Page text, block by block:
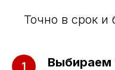
Точно в срок и
Выбираем